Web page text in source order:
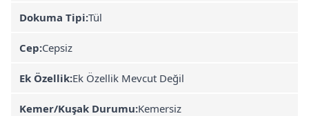
Dokuma Tipi:Tül
Cep:Cepsiz
Ek Özellik:Ek Özellik Mevcut Değil
Kemer/Kuşak Durumu:Kemersiz